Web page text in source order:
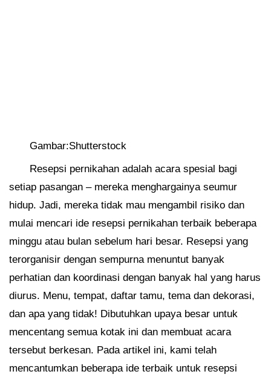
Gambar:Shutterstock
Resepsi pernikahan adalah acara spesial bagi
setiap pasangan – mereka menghargainya seumur
hidup. Jadi, mereka tidak mau mengambil risiko dan
mulai mencari ide resepsi pernikahan terbaik beberapa
minggu atau bulan sebelum hari besar. Resepsi yang
terorganisir dengan sempurna menuntut banyak
perhatian dan koordinasi dengan banyak hal yang harus
diurus. Menu, tempat, daftar tamu, tema dan dekorasi,
dan apa yang tidak! Dibutuhkan upaya besar untuk
mencentang semua kotak ini dan membuat acara
tersebut berkesan. Pada artikel ini, kami telah
mencantumkan beberapa ide terbaik untuk resepsi